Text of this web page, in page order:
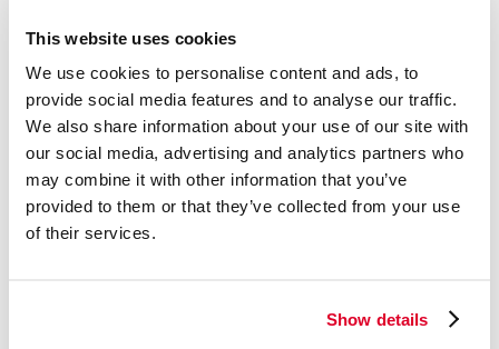
This website uses cookies
We use cookies to personalise content and ads, to
provide social media features and to analyse our traffic.
We also share information about your use of our site with
our social media, advertising and analytics partners who
may combine it with other information that you’ve
provided to them or that they’ve collected from your use
of their services.
Show details
wapenen. Dat kan door een supplement met
astaxanthinete slikken.
Hoe krijg jeastaxanthinebinnen?
Een goede manier om extraastaxanthine binnen te
krijgen, is het eten van wilde zalm.Een portie van 165
gram levert zo’n 3,6 milligram op.1De meeste
supplementen bevatten vier totachtmilligram.
Dankzijdierstudies
mensenonder